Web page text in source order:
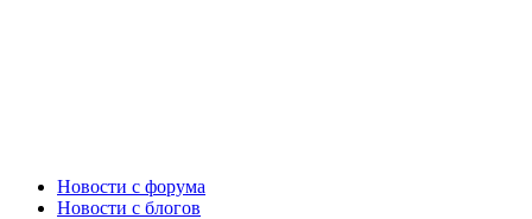
Новости c форума
Новости с блогов